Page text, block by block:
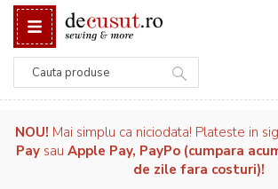
NOU! Mai simplu ca niciodata! Plateste in
Pay sau Apple Pay, PayPo (cumpara
de zile fara costuri)!